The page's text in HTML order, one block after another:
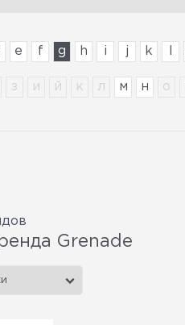
e f g h i j k
з и й к л м н о
Grenade